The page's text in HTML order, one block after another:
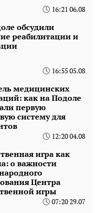
16:21 06.08
обсудили
реабилитации и
16:55 05.08
медицинских
как на Подоле
первую
систему для
12:20 04.08
игра как
о важности
Центра
игры
07:20 29.07